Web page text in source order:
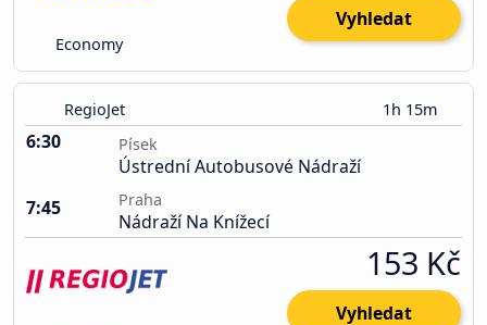
Economy
Vyhledat
RegioJet 1h 15m
6:30 Písek
Ústrední Autobusové Nádraží
7:45
Praha
Nádraží Na Knížecí
153 Kč
Vyhledat